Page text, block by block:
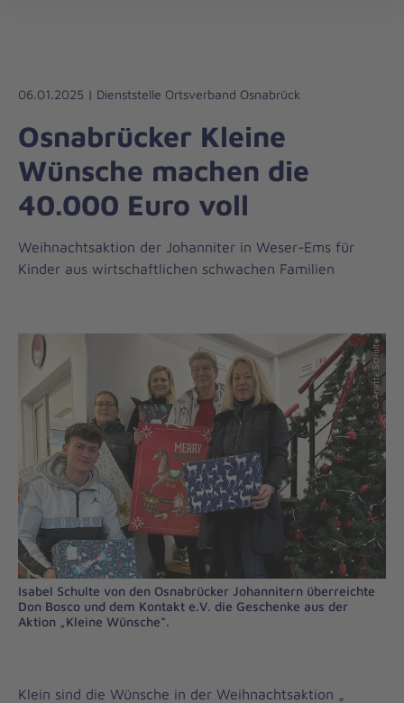
06.01.2025 | Dienststelle Ortsverband Osnabrück
Osnabrücker Kleine
Wünsche machen die
40.000 Euro voll
Weihnachtsaktion der Johanniter in Weser-Ems für
Kinder aus wirtschaftlichen schwachen Familien
© Anette Schulte
Isabel Schulte von den Osnabrücker Johannitern überreichte
Don Bosco und dem Kontakt e.V. die Geschenke aus der
Aktion „Kleine Wünsche“.
Klein sind die Wünsche in der Weihnachtsaktion „